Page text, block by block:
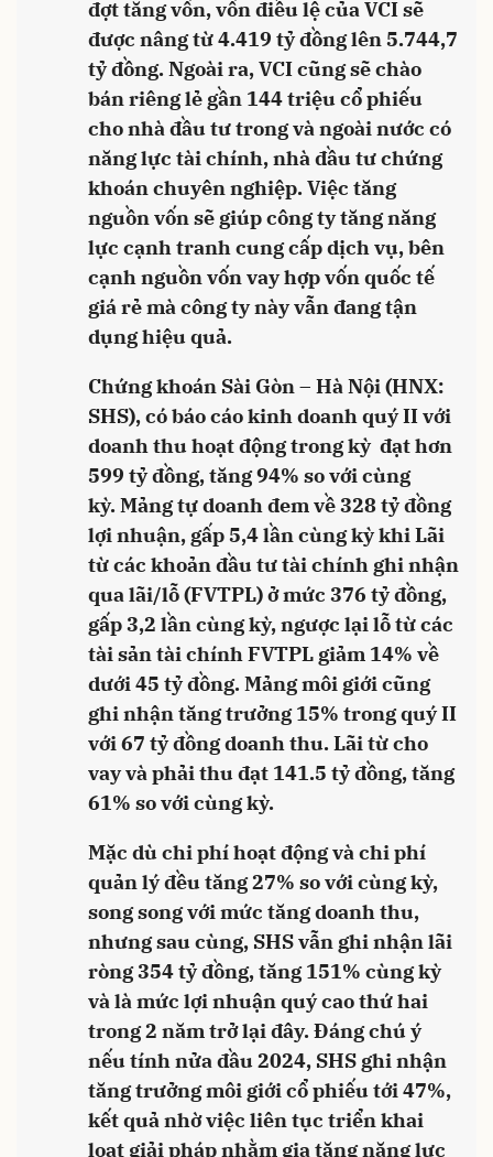
đợt tăng vốn, vốn điều lệ của VCI sẽ
được nâng từ 4.419 tỷ đồng lên 5.744,7
tỷ đồng. Ngoài ra, VCI cũng sẽ chào
bán riêng lẻ gần 144 triệu cổ phiếu
cho nhà đầu tư trong và ngoài nước có
năng lực tài chính, nhà đầu tư chứng
khoán chuyên nghiệp. Việc tăng
nguồn vốn sẽ giúp công ty tăng năng
lực cạnh tranh cung cấp dịch vụ, bên
cạnh nguồn vốn vay hợp vốn quốc tế
giá rẻ mà công ty này vẫn đang tận
dụng hiệu quả.
Chứng khoán Sài Gòn – Hà Nội (HNX:
SHS), có báo cáo kinh doanh quý II với
doanh thu hoạt động trong kỳ đạt hơn
599 tỷ đồng, tăng 94% so với cùng
kỳ. Mảng tự doanh đem về 328 tỷ đồng
lợi nhuận, gấp 5,4 lần cùng kỳ khi Lãi
từ các khoản đầu tư tài chính ghi nhận
qua lãi/lỗ (FVTPL) ở mức 376 tỷ đồng,
gấp 3,2 lần cùng kỳ, ngược lại lỗ từ các
tài sản tài chính FVTPL giảm 14% về
dưới 45 tỷ đồng. Mảng môi giới cũng
ghi nhận tăng trưởng 15% trong quý II
với 67 tỷ đồng doanh thu. Lãi từ cho
vay và phải thu đạt 141.5 tỷ đồng, tăng
61% so với cùng kỳ.
Mặc dù chi phí hoạt động và chi phí
quản lý đều tăng 27% so với cùng kỳ,
song song với mức tăng doanh thu,
nhưng sau cùng, SHS vẫn ghi nhận lãi
ròng 354 tỷ đồng, tăng 151% cùng kỳ
và là mức lợi nhuận quý cao thứ hai
trong 2 năm trở lại đây. Đáng chú ý
nếu tính nửa đầu 2024, SHS ghi nhận
tăng trưởng môi giới cổ phiếu tới 47%,
kết quả nhờ việc liên tục triển khai
loạt giải pháp nhằm gia tăng năng lực